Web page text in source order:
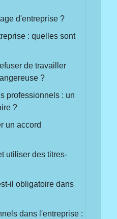
d'entreprise ?
: quelles sont
de travailler
?
professionnels : un
?
un accord
utiliser des titres-
il obligatoire dans
dans l'entreprise :